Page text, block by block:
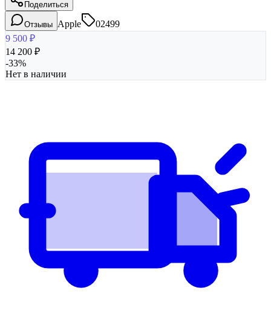
Поделиться
Отзывы Apple
02499
9 500 ₽
14 200 ₽
-33%
Нет в наличии